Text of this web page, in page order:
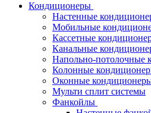
Кондиционеры
Настенные
Мобильные
Кассетные
Канальные
Напольно-потолочные
Колонные
Оконные
Мульти сплит системы
Фанкойлы